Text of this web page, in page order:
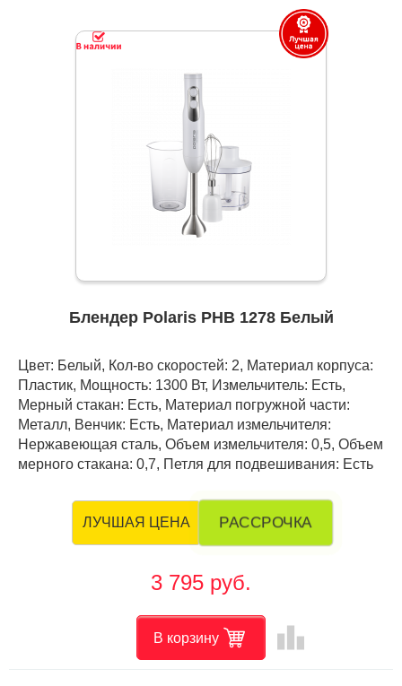
Блендер Polaris PHB 1278 Белый
Цвет: Белый, Кол-во скоростей: 2, Материал корпуса:
Пластик, Мощность: 1300 Вт, Измельчитель: Есть,
Мерный стакан: Есть, Материал погружной части:
Металл, Венчик: Есть, Материал измельчителя:
Нержавеющая сталь, Объем измельчителя: 0,5, Объем
мерного стакана: 0,7, Петля для подвешивания: Есть
ЛУЧШАЯ ЦЕНА РАССРОЧКА
3 795 руб.
В корзину leaderboard